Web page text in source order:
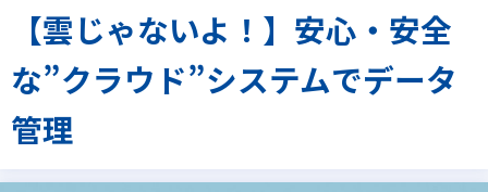
【雲じゃないよ！】安心・安全
な”クラウド”システムでデータ
管理